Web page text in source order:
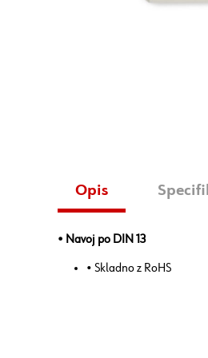
Opis
• Navoj po DIN 13
• Skladno z RoHS